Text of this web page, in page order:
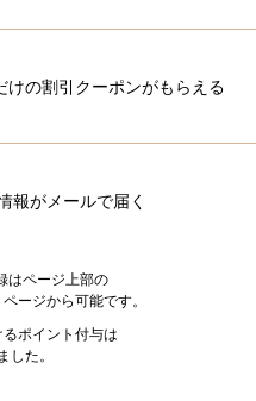
けの割引クーポンがもらえる
報がメールで届く
はページ上部の
ージから可能です。
ポイント付与は
した。